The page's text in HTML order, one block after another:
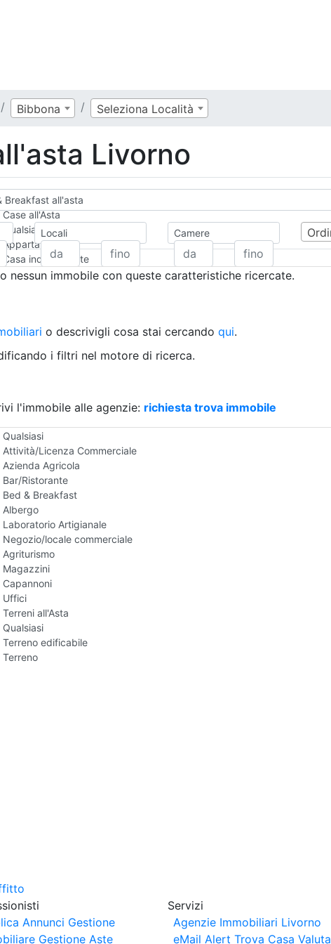
Bibbona Seleziona Località
Livorno
Breakfast all'asta
Case all'Asta
Qualsiasi
Appartamento
Casa indipendente
Casa Semi-indipendente
Rustico/Casale
Camera d'Albergo
Box/Garage
Qualsiasi
Attività/Licenza Commerciale
Azienda Agricola
Bar/Ristorante
Bed & Breakfast
Albergo
Laboratorio Artigianale
Negozio/locale commerciale
Agriturismo
Magazzini
Capannoni
Uffici
Terreni all'Asta
Qualsiasi
Terreno edificabile
Terreno
Locali Camere
nessun immobile con queste caratteristiche ricercate.
o descrivigli cosa stai cercando qui.
i filtri nel motore di ricerca.
l'immobile alle agenzie: richiesta trova immobile
Annunci Gestione
Gestione Aste
Servizi
Agenzie Immobiliari Livorno
eMail Alert Trova Casa Valuta